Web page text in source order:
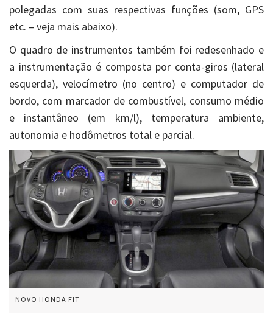
polegadas com suas respectivas funções (som, GPS
etc. – veja mais abaixo).
O quadro de instrumentos também foi redesenhado e
a instrumentação é composta por conta-giros (lateral
esquerda), velocímetro (no centro) e computador de
bordo, com marcador de combustível, consumo médio
e instantâneo (em km/l), temperatura ambiente,
autonomia e hodômetros total e parcial.
NOVO HONDA FIT